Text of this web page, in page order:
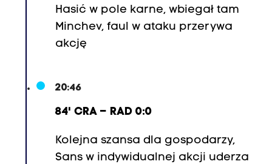
Hasić w pole karne, wbiegał tam
Minchev, faul w ataku przerywa
akcję
20:46
84' CRA – RAD 0:0
Kolejna szansa dla gospodarzy,
Sans w indywidualnej akcji uderza